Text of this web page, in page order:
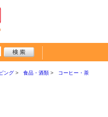
ング 食品・酒類 コーヒー・茶